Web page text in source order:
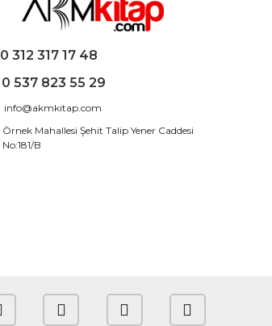
0 312 317 17 48
0 537 823 55 29
info@akmkitap.com
Örnek Mahallesi Şehit Talip Yener Caddesi
No:181/B